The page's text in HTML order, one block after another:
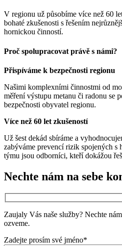
V regionu už působíme více než 60
bohaté zkušenosti s řešením
hornickou činností.
Proč spolupracovat právě s námi?
Přispíváme k bezpečnosti regionu
Našimi komplexními činnostmi od
měření výstupu metanu či radonu se
bezpečnosti obyvatel regionu.
Více než 60 let zkušeností
Už šest dekád sbíráme a
zabýváme prevencí rizik spojených s
týmu jsou odborníci, kteří dokážou
Nechte nám na sebe
Zaujaly Vás naše služby? Nechte
ozveme.
Zadejte prosím své jméno*